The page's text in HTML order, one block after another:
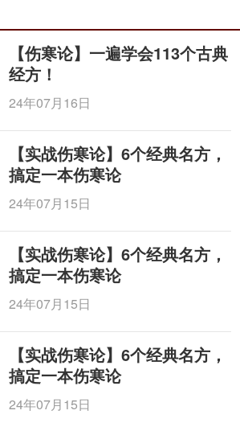
【伤寒论】一遍学会113个古典
经方！
24年07月16日
【实战伤寒论】6个经典名方，
搞定一本伤寒论
24年07月15日
【实战伤寒论】6个经典名方，
搞定一本伤寒论
24年07月15日
【实战伤寒论】6个经典名方，
搞定一本伤寒论
24年07月15日